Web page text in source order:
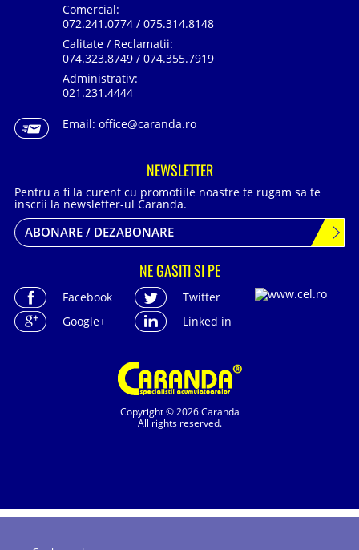
Copyright © 2026 Caranda
All rights reserved.
Comercial:
072.241.0774 / 075.314.8148
Calitate / Reclamatii:
074.323.8749 / 074.355.7919
Administrativ:
021.231.4444
Email: office@caranda.ro
NEWSLETTER
Pentru a fi la curent cu promotiile noastre te rugam sa te
inscrii la newsletter-ul Caranda.
ABONARE / DEZABONARE
NE GASITI SI PE
Facebook
Twitter
Google+
Linked in